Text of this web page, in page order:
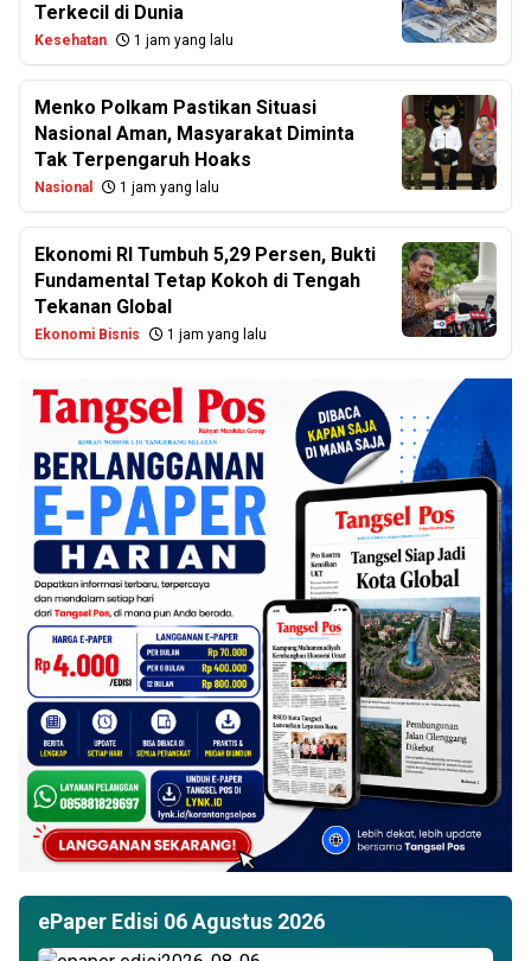
Terkecil di Dunia
Kesehatan 1 jam yang lalu
Menko Polkam Pastikan Situasi
Nasional Aman, Masyarakat Diminta
Tak Terpengaruh Hoaks
Nasional 1 jam yang lalu
Ekonomi RI Tumbuh 5,29 Persen, Bukti
Fundamental Tetap Kokoh di Tengah
Tekanan Global
Ekonomi Bisnis 1 jam yang lalu
ePaper Edisi 06 Agustus 2026